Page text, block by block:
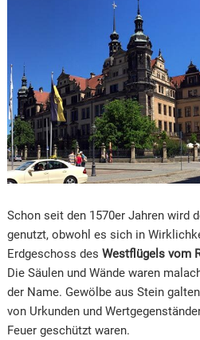
Schon seit den 1570er Jahren wird
genutzt, obwohl es sich in
Erdgeschoss des Westflügels vom
Die Säulen und Wände waren
der Name. Gewölbe aus Stein
von Urkunden und
Feuer geschützt waren.